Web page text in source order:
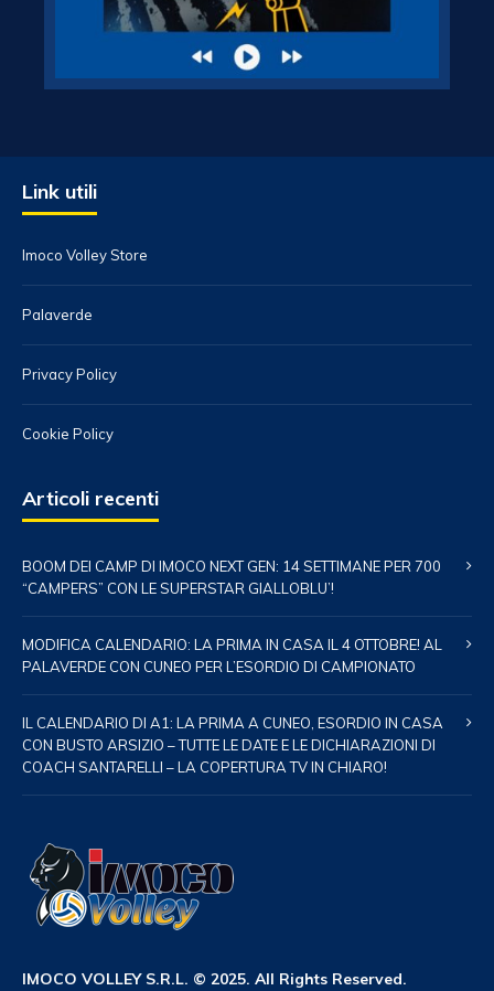
Link utili
Imoco Volley Store
Palaverde
Privacy Policy
Cookie Policy
Articoli recenti
BOOM DEI CAMP DI IMOCO NEXT GEN: 14 SETTIMANE PER 700
“CAMPERS” CON LE SUPERSTAR GIALLOBLU’!
MODIFICA CALENDARIO: LA PRIMA IN CASA IL 4 OTTOBRE! AL
PALAVERDE CON CUNEO PER L’ESORDIO DI CAMPIONATO
IL CALENDARIO DI A1: LA PRIMA A CUNEO, ESORDIO IN CASA
CON BUSTO ARSIZIO – TUTTE LE DATE E LE DICHIARAZIONI DI
COACH SANTARELLI – LA COPERTURA TV IN CHIARO!
IMOCO VOLLEY S.R.L. © 2025. All Rights Reserved.